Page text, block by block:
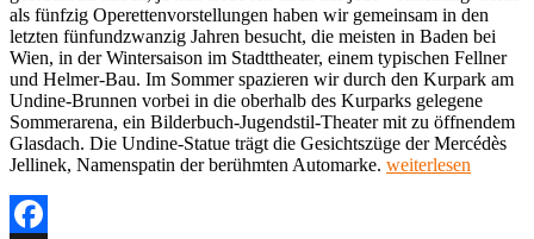
als fünfzig Operettenvorstellungen haben wir gemeinsam in den
letzten fünfundzwanzig Jahren besucht, die meisten in Baden bei
Wien, in der Wintersaison im Stadttheater, einem typischen Fellner
und Helmer-Bau. Im Sommer spazieren wir durch den Kurpark am
Undine-Brunnen vorbei in die oberhalb des Kurparks gelegene
Sommerarena, ein Bilderbuch-Jugendstil-Theater mit zu öffnendem
Glasdach. Die Undine-Statue trägt die Gesichtszüge der Mercédès
Jellinek, Namenspatin der berühmten Automarke. „Verachtet
weiterlesen